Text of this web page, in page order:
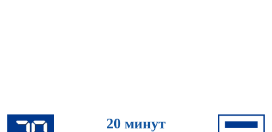
20 минут